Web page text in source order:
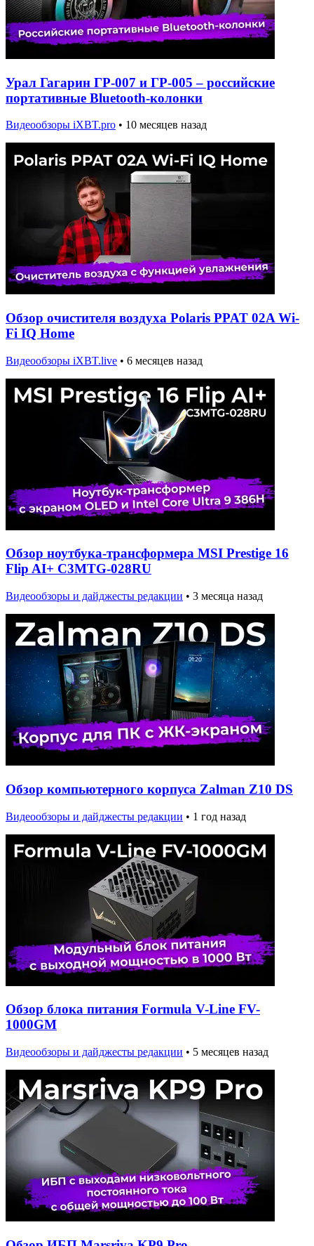
Урал Гагарин ГР-007 и ГР-005 – российские
портативные Bluetooth-колонки
Видеообзоры iXBT.pro • 10 месяцев назад
Обзор очистителя воздуха Polaris PPAT 02A Wi-
Fi IQ Home
Видеообзоры iXBT.live • 6 месяцев назад
Обзор ноутбука-трансформера MSI Prestige 16
Flip AI+ C3MTG-028RU
Видеообзоры и дайджесты редакции • 3 месяца назад
Обзор компьютерного корпуса Zalman Z10 DS
Видеообзоры и дайджесты редакции • 1 год назад
Обзор блока питания Formula V-Line FV-
1000GM
Видеообзоры и дайджесты редакции • 5 месяцев назад